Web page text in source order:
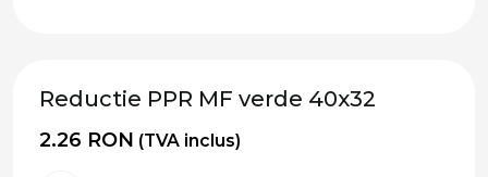
Reductie PPR MF verde 40x32
2.26 RON (TVA inclus)